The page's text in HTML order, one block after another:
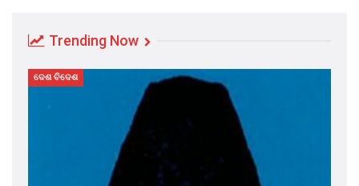
Trending Now
ଦେଶ ବିଦେଶ